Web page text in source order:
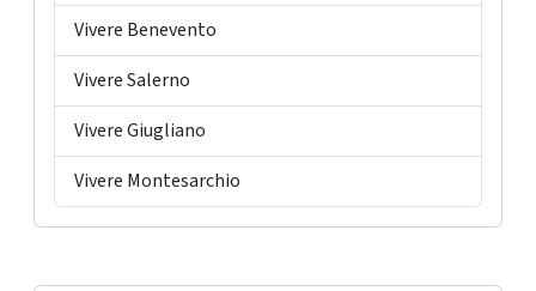
Vivere Benevento
Vivere Salerno
Vivere Giugliano
Vivere Montesarchio